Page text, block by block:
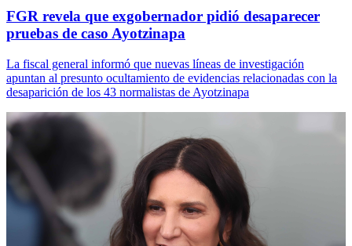
FGR revela que exgobernador pidió desaparecer
pruebas de caso Ayotzinapa
La fiscal general informó que nuevas líneas de investigación
apuntan al presunto ocultamiento de evidencias relacionadas con la
desaparición de los 43 normalistas de Ayotzinapa